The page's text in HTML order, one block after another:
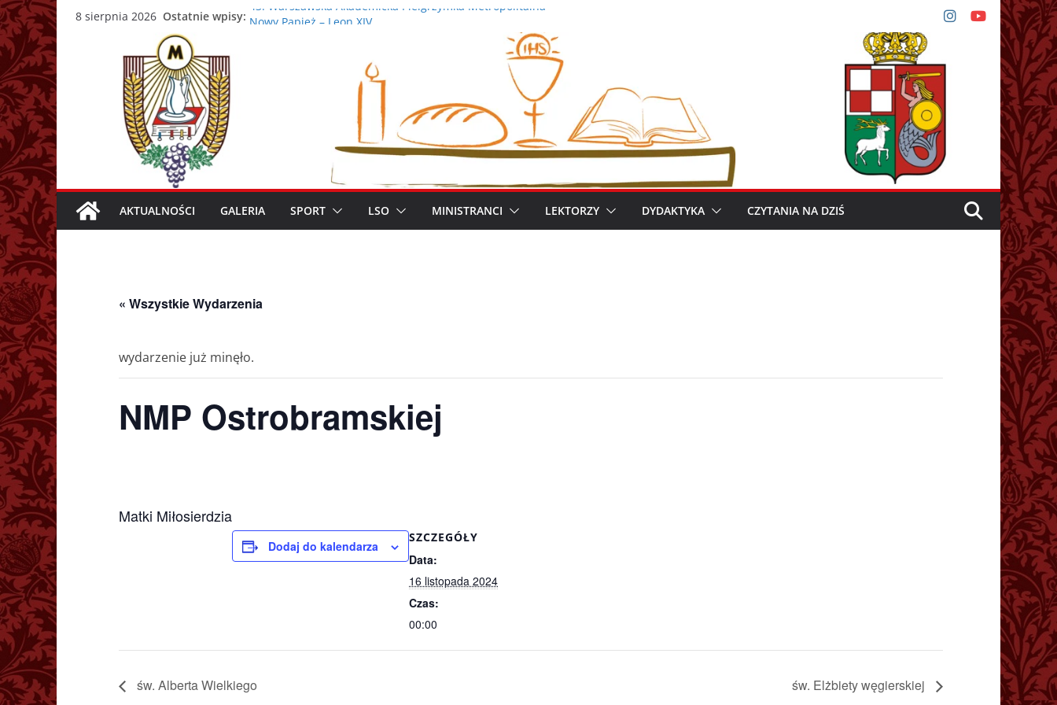
Przejdź
do
treści
8 sierpnia 2026 Ostatnie wpisy: 43. Warszawska Akademicka Pielgrzymka Metropolitalna
Nowy Papież – Leon XIV
Adrian Galbas nowym metropolitą warszawskim
Zmarł ks. prałat Kazimierz Apel
AKTUALNOŚCI GALERIA SPORT LSO MINISTRANCI LEKTORZY DYDAKTYKA CZYTANIA NA DZIŚ
« Wszystkie Wydarzenia
wydarzenie już minęło.
NMP Ostrobramskiej
Matki Miłosierdzia
Dodaj do kalendarza
SZCZEGÓŁY
Data:
16 listopada 2024
Czas:
00:00
św. Alberta Wielkiego św. Elżbiety węgierskiej